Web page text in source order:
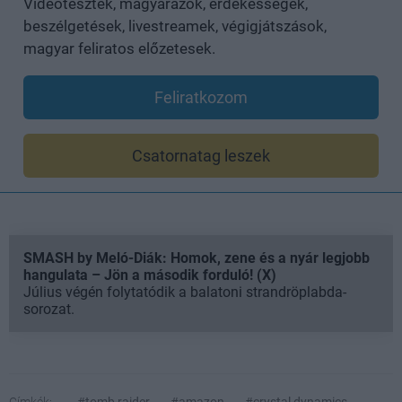
Videótesztek, magyarázók, érdekességek,
beszélgetések, livestreamek, végigjátszások,
magyar feliratos előzetesek.
Feliratkozom
Csatornatag leszek
SMASH by Meló-Diák: Homok, zene és a nyár legjobb
hangulata – Jön a második forduló! (X)
Július végén folytatódik a balatoni strandröplabda-
sorozat.